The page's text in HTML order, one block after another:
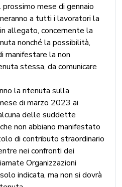
mese di gennaio
a tutti i lavoratori la
allegato, concernente la
nonché la possibilità,
manifestare la non
stessa, da comunicare
la ritenuta sulla
di marzo 2023 ai
delle suddette
non abbiano manifestato
di contributo straordinario
nei confronti dei
Organizzazioni
indicata, ma non si dovrà